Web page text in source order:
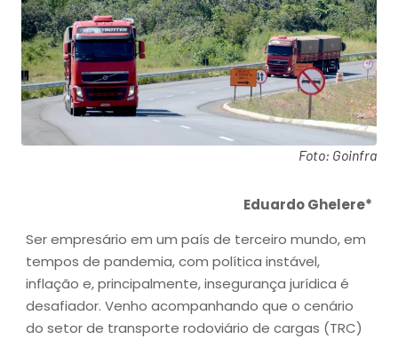
Foto: Goinfra
Eduardo Ghelere*
Ser empresário em um país de terceiro mundo, em
tempos de pandemia, com política instável,
inflação e, principalmente, insegurança jurídica é
desafiador. Venho acompanhando que o cenário
do setor de transporte rodoviário de cargas (TRC)